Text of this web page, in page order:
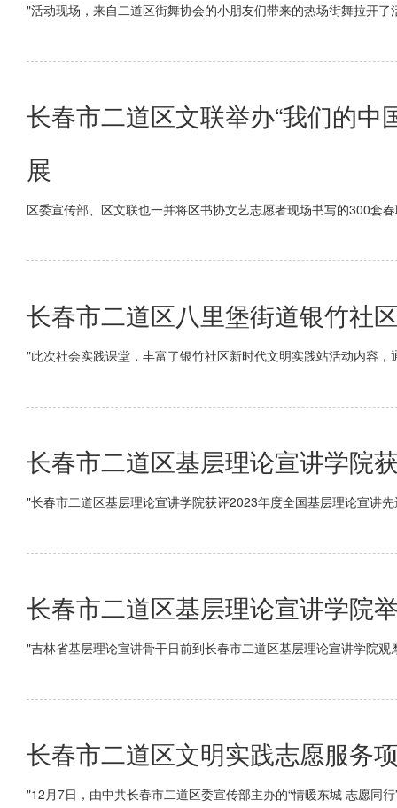
"活动现场，来自二道区街舞协会的小朋友们带来的热场街舞拉开了
长春市二道区文联举办“我们的
展
区委宣传部、区文联也一并将区书协文艺志愿者现场书写的300套
长春市二道区八里堡街道银竹社
"此次社会实践课堂，丰富了银竹社区新时代文明实践站活动内容
长春市二道区基层理论宣讲学院
"长春市二道区基层理论宣讲学院获评2023年度全国基层理论宣讲
长春市二道区基层理论宣讲学院
"吉林省基层理论宣讲骨干日前到长春市二道区基层理论宣讲学院观
长春市二道区文明实践志愿服务
"12月7日，由中共长春市二道区委宣传部主办的“情暖东城 志愿同